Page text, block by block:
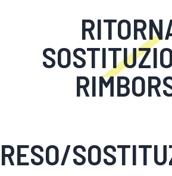
RESO/